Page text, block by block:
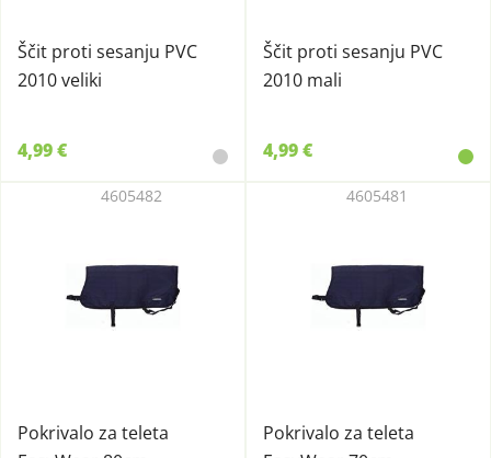
Ščit proti sesanju PVC
2010 veliki
4,99 €
Ščit proti sesanju PVC
2010 mali
4,99 €
Pokrivalo za teleta
4605482
Pokrivalo za teleta
4605481